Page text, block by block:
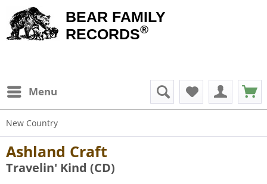
BEAR FAMILY
RECORDS®
Menu
New Country
Ashland Craft
Travelin' Kind (CD)